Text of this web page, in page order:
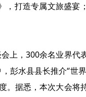
，打造专属文旅盛宴
上，300余名业界代
彭水县县长推介“世界
。据悉，本次大会将